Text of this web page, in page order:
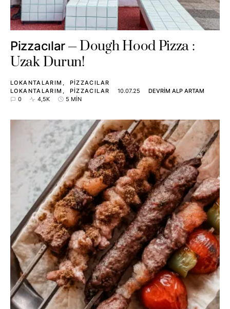
Pizzacılar
Dough Hood Pizza :
Uzak Durun!
LOKANTALARIM
PIZZACILAR
LOKANTALARIM
PIZZACILAR 10.07.25
DEVRIM ALP ARTAM
0
4,5K 5 MIN